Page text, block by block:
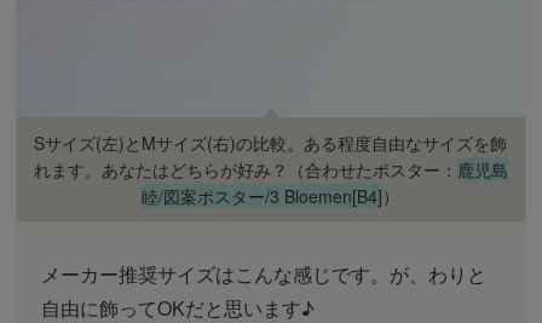
Sサイズ(左)とMサイズ(右)の比較。ある程度自由なサイズを飾
れます。あなたはどちらが好み？（合わせたポスター： 鹿児島
睦/図案ポスター/3 Bloemen[B4]）
メーカー推奨サイズはこんな感じです。が、わりと
自由に飾ってOKだと思います♪